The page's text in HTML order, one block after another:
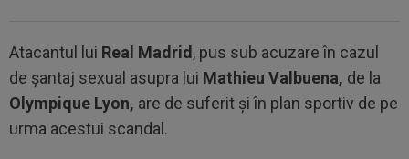
Atacantul lui Real Madrid , pus sub acuzare în cazul
de șantaj sexual asupra lui Mathieu Valbuena, de la
Olympique Lyon, are de suferit și în plan sportiv de pe
urma acestui scandal.